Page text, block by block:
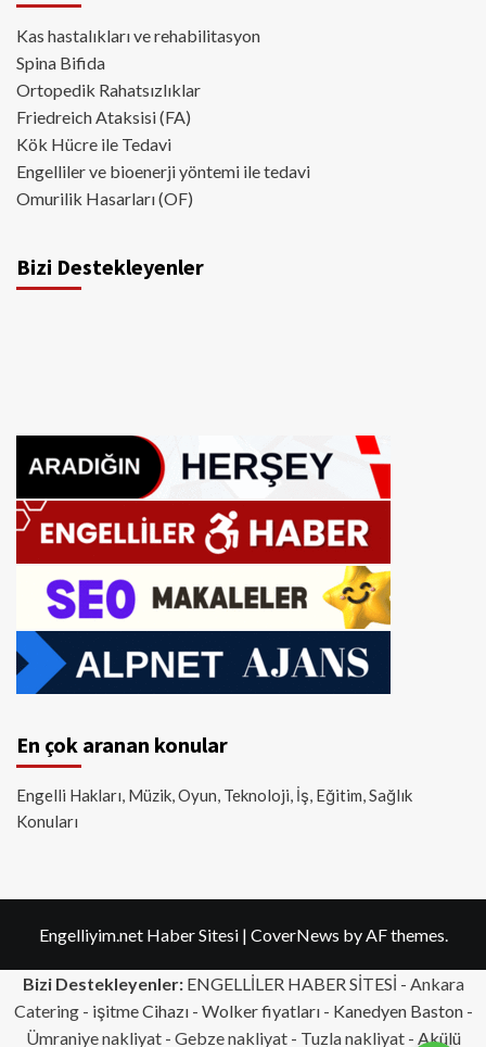
Kas hastalıkları ve rehabilitasyon
Spina Bifida
Ortopedik Rahatsızlıklar
Friedreich Ataksisi (FA)
Kök Hücre ile Tedavi
Engelliler ve bioenerji yöntemi ile tedavi
Omurilik Hasarları (OF)
Bizi Destekleyenler
En çok aranan konular
Engelli Hakları, Müzik, Oyun, Teknoloji, İş, Eğitim, Sağlık
Konuları
Engelliyim.net Haber Sitesi | CoverNews by AF themes.
Bizi Destekleyenler:ENGELLİLER HABER SİTESİ - Ankara
Catering- işitme Cihazı - Wolker fiyatları - Kanedyen Baston -
Ümraniye nakliyat- Gebze nakliyat- Tuzla nakliyat- Akülü